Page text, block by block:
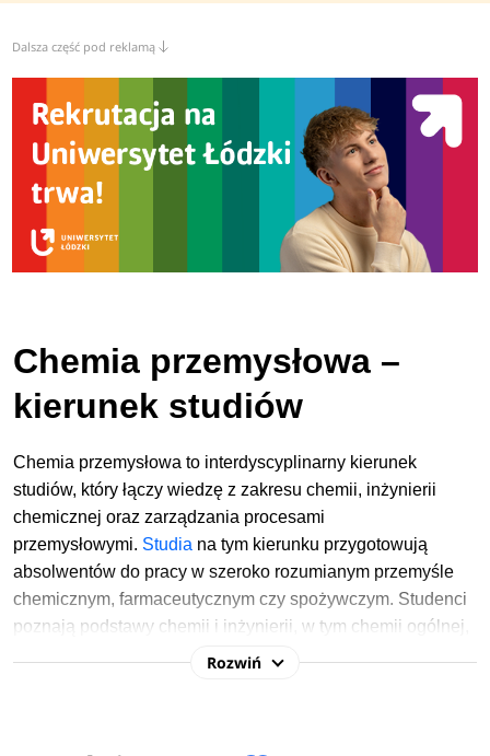
Dalsza część pod reklamą
Chemia przemysłowa –
kierunek studiów
Chemia przemysłowa to interdyscyplinarny kierunek
studiów, który łączy wiedzę z zakresu chemii, inżynierii
chemicznej oraz zarządzania procesami
przemysłowymi. Studia na tym kierunku przygotowują
absolwentów do pracy w szeroko rozumianym przemyśle
chemicznym, farmaceutycznym czy spożywczym. Studenci
poznają podstawy chemii i inżynierii, w tym chemii ogólnej,
analitycznej, matematyki czy inżynierii chemicznej.
Rozwiń